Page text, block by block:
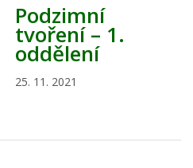
Podzimní
tvoření – 1.
oddělení
25. 11. 2021